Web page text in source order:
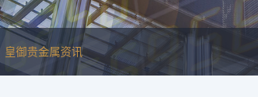
皇御贵金属资讯